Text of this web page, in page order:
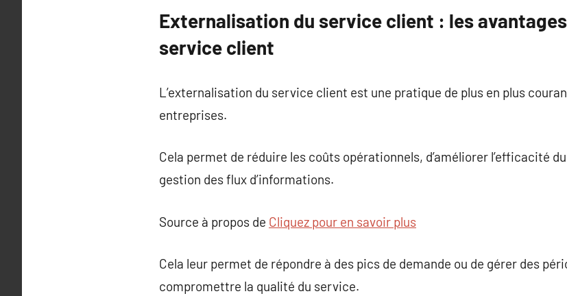
Externalisation du service client : les
service client
L’externalisation du service client est une pratique de plus en plus
entreprises.
Cela permet de réduire les coûts opérationnels, d’améliorer l’efficacité
gestion des flux d’informations.
Source à propos de Cliquez pour en savoir plus
Cela leur permet de répondre à des pics de demande ou de gérer des
compromettre la qualité du service.